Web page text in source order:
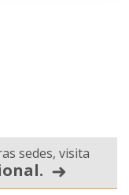
sedes, visita